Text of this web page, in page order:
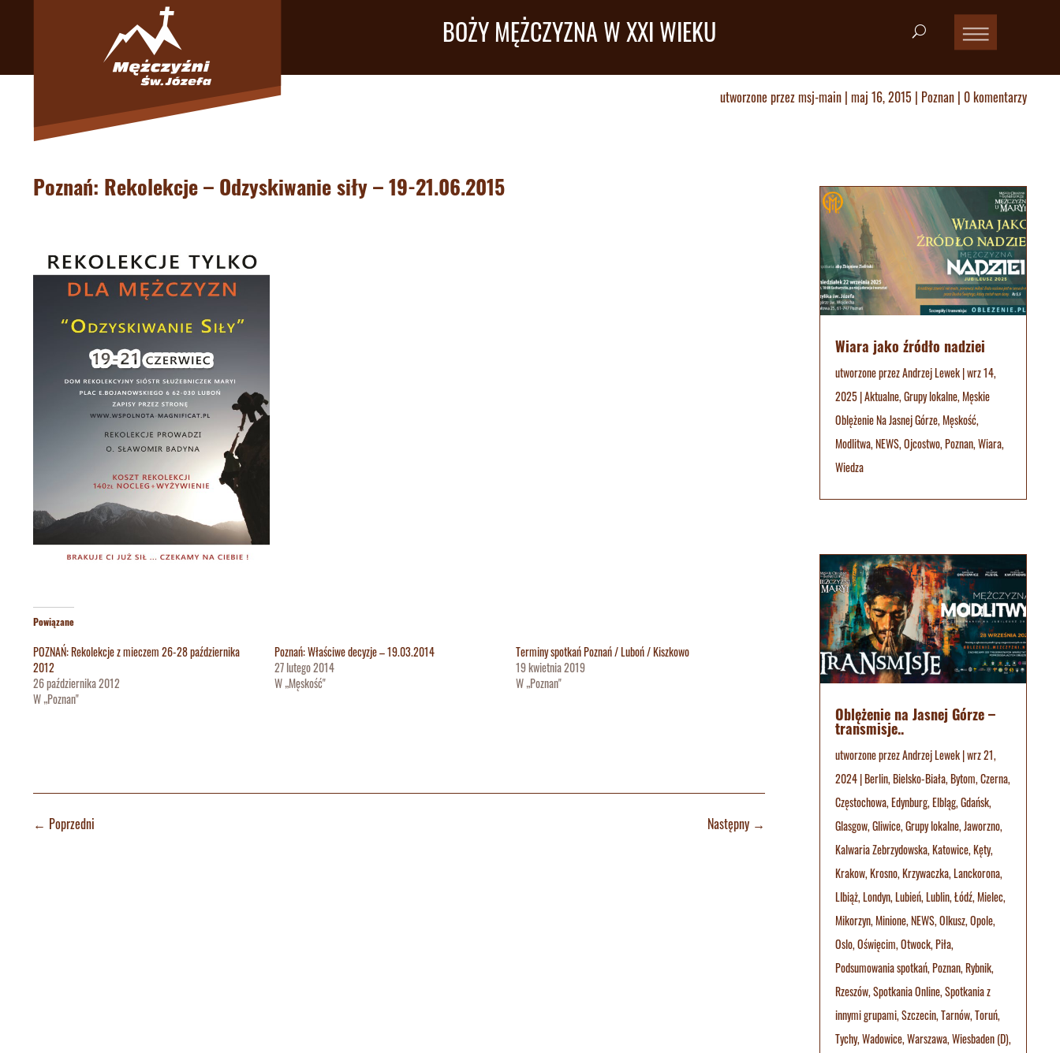
BOŻY MĘŻCZYZNA W XXI WIEKU
utworzone przezmsj-main | maj 16, 2015 | Poznan | 0 komentarzy
Poznań: Rekolekcje – Odzyskiwanie siły – 19-21.06.2015
Powiązane
POZNAŃ: Rekolekcje z mieczem 26-28 października
2012
26 października 2012
W „Poznan"
Poznań: Właściwe decyzje – 19.03.2014
27 lutego 2014
W „Męskość"
Terminy spotkań Poznań / Luboń / Kiszkowo
19 kwietnia 2019
W „Poznan"
← Poprzedni Następny→
Wiara jako źródło nadziei
utworzone przezAndrzej Lewek|wrz 14,
2025|Aktualne,Grupy lokalne,Męskie
Oblężenie Na Jasnej Górze,Męskość,
Modlitwa,NEWS,Ojcostwo,Poznan,Wiara,
Wiedza
Oblężenie na Jasnej Górze –
transmisje..
utworzone przezAndrzej Lewek|wrz 21,
2024|Berlin,Bielsko-Biała,Bytom,Czerna,
Częstochowa,Edynburg,Elbląg,Gdańsk,
Glasgow,Gliwice,Grupy lokalne,Jaworzno,
Kalwaria Zebrzydowska,Katowice,Kęty,
Krakow,Krosno,Krzywaczka,Lanckorona,
LIbiąż,Londyn,Lubień,Lublin,Łódź,Mielec,
Mikorzyn,Minione,NEWS,Olkusz,Opole,
Oslo,Oświęcim,Otwock,Piła,
Podsumowania spotkań,Poznan,Rybnik,
Rzeszów,Spotkania Online,Spotkania z
innymi grupami,Szczecin,Tarnów,Toruń,
Tychy,Wadowice,Warszawa,Wiesbaden (D),